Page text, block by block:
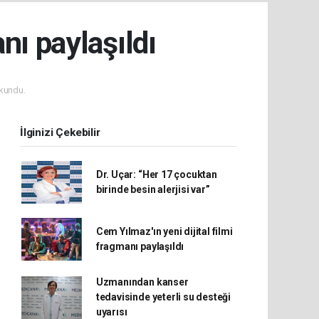
paylaşıldı
İlginizi Çekebilir
Dr. Uçar: “Her 17 çocuktan
birinde besin alerjisi var”
Cem Yılmaz'ın yeni dijital filmi
fragmanı paylaşıldı
Uzmanından kanser
tedavisinde yeterli su desteği
uyarısı